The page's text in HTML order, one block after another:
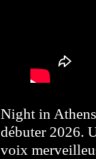
Night in
débuter 2026.
voix